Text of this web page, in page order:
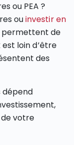
ou PEA ?
ouinvestir en
permettent de
loin d’être
des
dépend
votre